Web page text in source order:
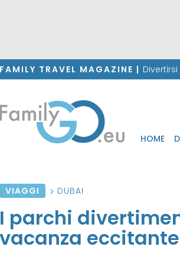
FAMILY TRAVEL MAGAZINE |
HOME
VIAGGI DUBAI
I parchi
vacanza